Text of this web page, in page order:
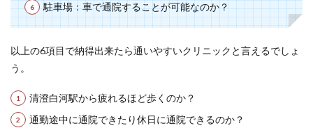
駐車場：車で通院することが可能なのか？
以上の6項目で納得出来たら通いやすいクリニックと言えるでしょ
う。
清澄白河駅から疲れるほど歩くのか？
通勤途中に通院できたり休日に通院できるのか？